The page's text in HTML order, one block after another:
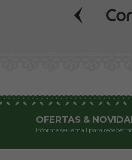
OFERTAS &
Informe seu email para receber